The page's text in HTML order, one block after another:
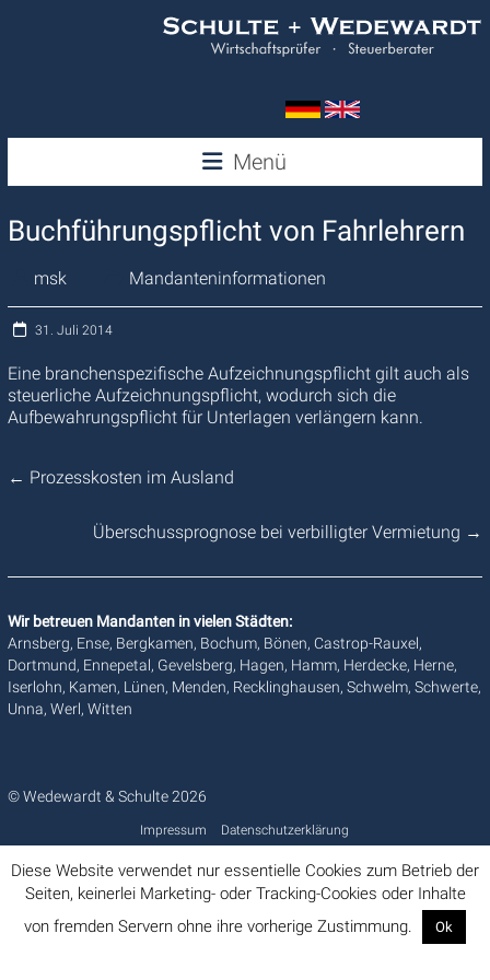
Wedewardt
&
Schulte
Menü
Buchführungspflicht von Fahrlehrern
msk Mandanteninformationen
31. Juli 2014
Eine branchenspezifische Aufzeichnungspflicht gilt auch als
steuerliche Aufzeichnungspflicht, wodurch sich die
Aufbewahrungspflicht für Unterlagen verlängern kann.
← Prozesskosten im Ausland
Überschussprognose bei verbilligter Vermietung →
Wir betreuen Mandanten in vielen Städten:
Arnsberg, Ense, Bergkamen, Bochum, Bönen, Castrop-Rauxel,
Dortmund, Ennepetal, Gevelsberg, Hagen, Hamm, Herdecke, Herne,
Iserlohn, Kamen, Lünen, Menden, Recklinghausen, Schwelm, Schwerte,
Unna, Werl, Witten
© Wedewardt & Schulte 2026
Impressum Datenschutzerklärung
Diese Website verwendet nur essentielle Cookies zum Betrieb der
Seiten, keinerlei Marketing- oder Tracking-Cookies oder Inhalte
von fremden Servern ohne ihre vorherige Zustimmung.
Ok